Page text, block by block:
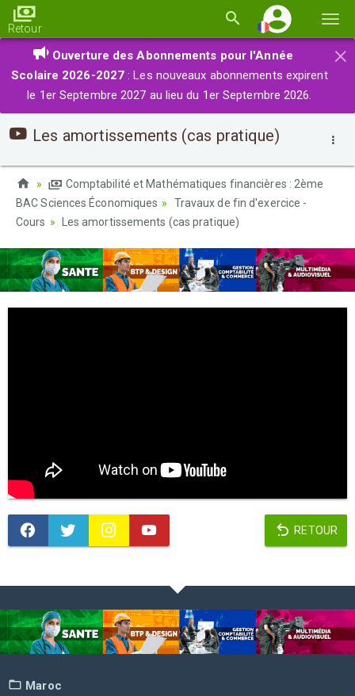
la
Retour
×
Ouverture des Abonnements pour l'Année
Scolaire 2026-2027 : Les nouveaux abonnements expirent
le 1er Septembre 2027 au lieu du 1er Septembre 2026.
Les amortissements (cas pratique)
Comptabilité et Mathématiques financières : 2ème
BAC Sciences Économiques
Travaux de fin d'exercice -
Cours
Les amortissements (cas pratique)
RETOUR
Maroc